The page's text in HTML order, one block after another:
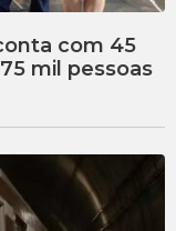
com 45
mil pessoas